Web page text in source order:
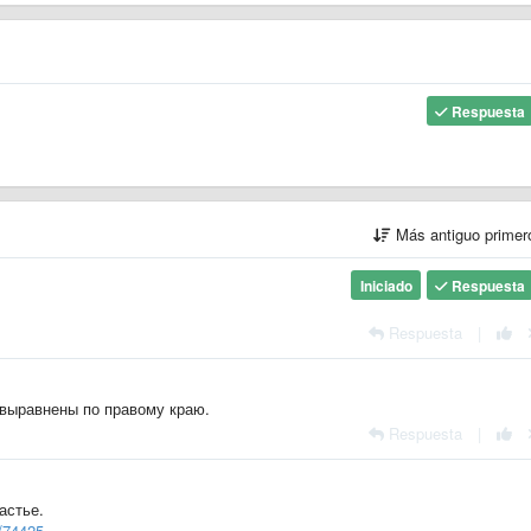
Respuesta
Más antiguo
Respuesta
Iniciado
Respuesta
по правому краю.
Respuesta